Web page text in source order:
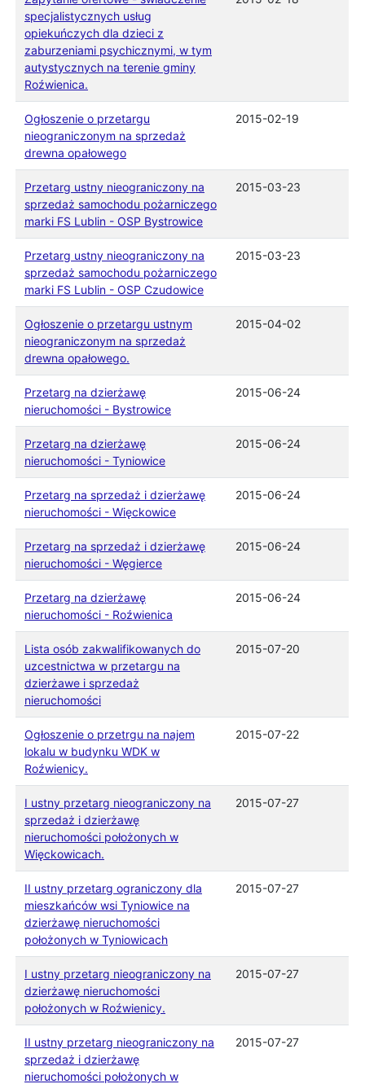
specjalistycznych usług
opiekuńczych dla dzieci z
zaburzeniami psychicznymi, w tym
autystycznych na terenie gminy
Roźwienica.
Ogłoszenie o przetargu
nieograniczonym na sprzedaż
drewna opałowego
2015-02-19
Przetarg ustny nieograniczony na
sprzedaż samochodu pożarniczego
marki FS Lublin - OSP Bystrowice
2015-03-23
Przetarg ustny nieograniczony na
sprzedaż samochodu pożarniczego
marki FS Lublin - OSP Czudowice
2015-03-23
Ogłoszenie o przetargu ustnym
nieograniczonym na sprzedaż
drewna opałowego.
2015-04-02
Przetarg na dzierżawę
nieruchomości - Bystrowice
2015-06-24
Przetarg na dzierżawę
nieruchomości - Tyniowice
2015-06-24
Przetarg na sprzedaż i dzierżawę
nieruchomości - Więckowice
2015-06-24
Przetarg na sprzedaż i dzierżawę
nieruchomości - Węgierce
2015-06-24
Przetarg na dzierżawę
nieruchomości - Roźwienica
2015-06-24
Lista osób zakwalifikowanych do
uzcestnictwa w przetargu na
dzierżawe i sprzedaż
nieruchomości
2015-07-20
Ogłoszenie o przetrgu na najem
lokalu w budynku WDK w
Roźwienicy.
2015-07-22
I ustny przetarg nieograniczony na
sprzedaż i dzierżawę
nieruchomości położonych w
Więckowicach.
2015-07-27
II ustny przetarg ograniczony dla
mieszkańców wsi Tyniowice na
dzierżawę nieruchomości
położonych w Tyniowicach
2015-07-27
I ustny przetarg nieograniczony na
dzierżawę nieruchomości
położonych w Roźwienicy.
2015-07-27
II ustny przetarg nieograniczony na
sprzedaż i dzierżawę
nieruchomości położonych w
2015-07-27